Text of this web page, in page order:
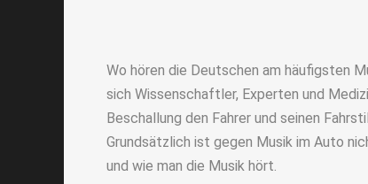
Wo hören die Deutschen am häufigsten
sich Wissenschaftler, Experten und
Beschallung den Fahrer und seinen
Grundsätzlich ist gegen Musik im Auto
und wie man die Musik hört.